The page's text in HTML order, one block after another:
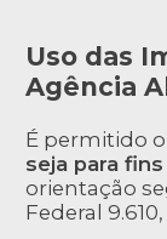
Uso das
Agência
É permitido
seja para
orientação
Federal